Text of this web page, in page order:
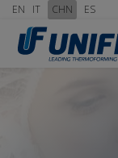
EN IT CHN ES